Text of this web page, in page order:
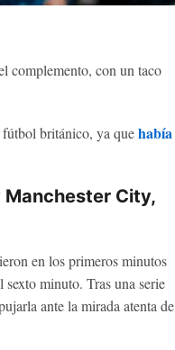
complemento, con un taco
británico, ya quehabía
Manchester City,
en los primeros minutos
minuto. Tras una serie
ante la mirada atenta de